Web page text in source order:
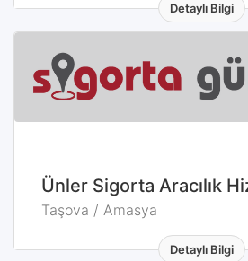
Detaylı Bilgi
Detaylı Bilgi
Ünler Sigorta Aracılık
Taşova / Amasya